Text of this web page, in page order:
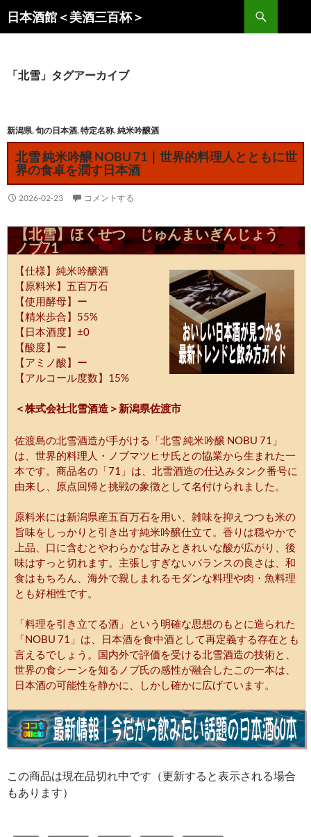
ン
キ
ッ
日本酒館＜美酒三百杯＞
索
「北雪」タグアーカイブ
新潟県,旬の日本酒,特定名称,純米吟醸酒
北雪 純米吟醸 NOBU 71｜世界的料理人とともに世
界の食卓を潤す日本酒
2026-02-23 コメントする
【北雪】ほくせつ じゅんまいぎんじょう
ノブ71
【仕様】純米吟醸酒
【原料米】五百万石
【使用酵母】ー
【精米歩合】55%
【日本酒度】±0
【酸度】ー
【アミノ酸】ー
【アルコール度数】15%
＜株式会社北雪酒造＞新潟県佐渡市
佐渡島の北雪酒造が手がける「北雪 純米吟醸 NOBU 71」
は、世界的料理人・ノブマツヒサ氏との協業から生まれた一
本です。商品名の「71」は、北雪酒造の仕込みタンク番号に
由来し、原点回帰と挑戦の象徴として名付けられました。
原料米には新潟県産五百万石を用い、雑味を抑えつつも米の
旨味をしっかりと引き出す純米吟醸仕立て。香りは穏やかで
上品、口に含むとやわらかな甘みときれいな酸が広がり、後
味はすっと切れます。主張しすぎないバランスの良さは、和
食はもちろん、海外で親しまれるモダンな料理や肉・魚料理
とも好相性です。
「料理を引き立てる酒」という明確な思想のもとに造られた
「NOBU 71」は、日本酒を食中酒として再定義する存在とも
言えるでしょう。国内外で評価を受ける北雪酒造の技術と、
世界の食シーンを知るノブ氏の感性が融合したこの一本は、
日本酒の可能性を静かに、しかし確かに広げています。
この商品は現在品切れ中です（更新すると表示される場合
もあります）